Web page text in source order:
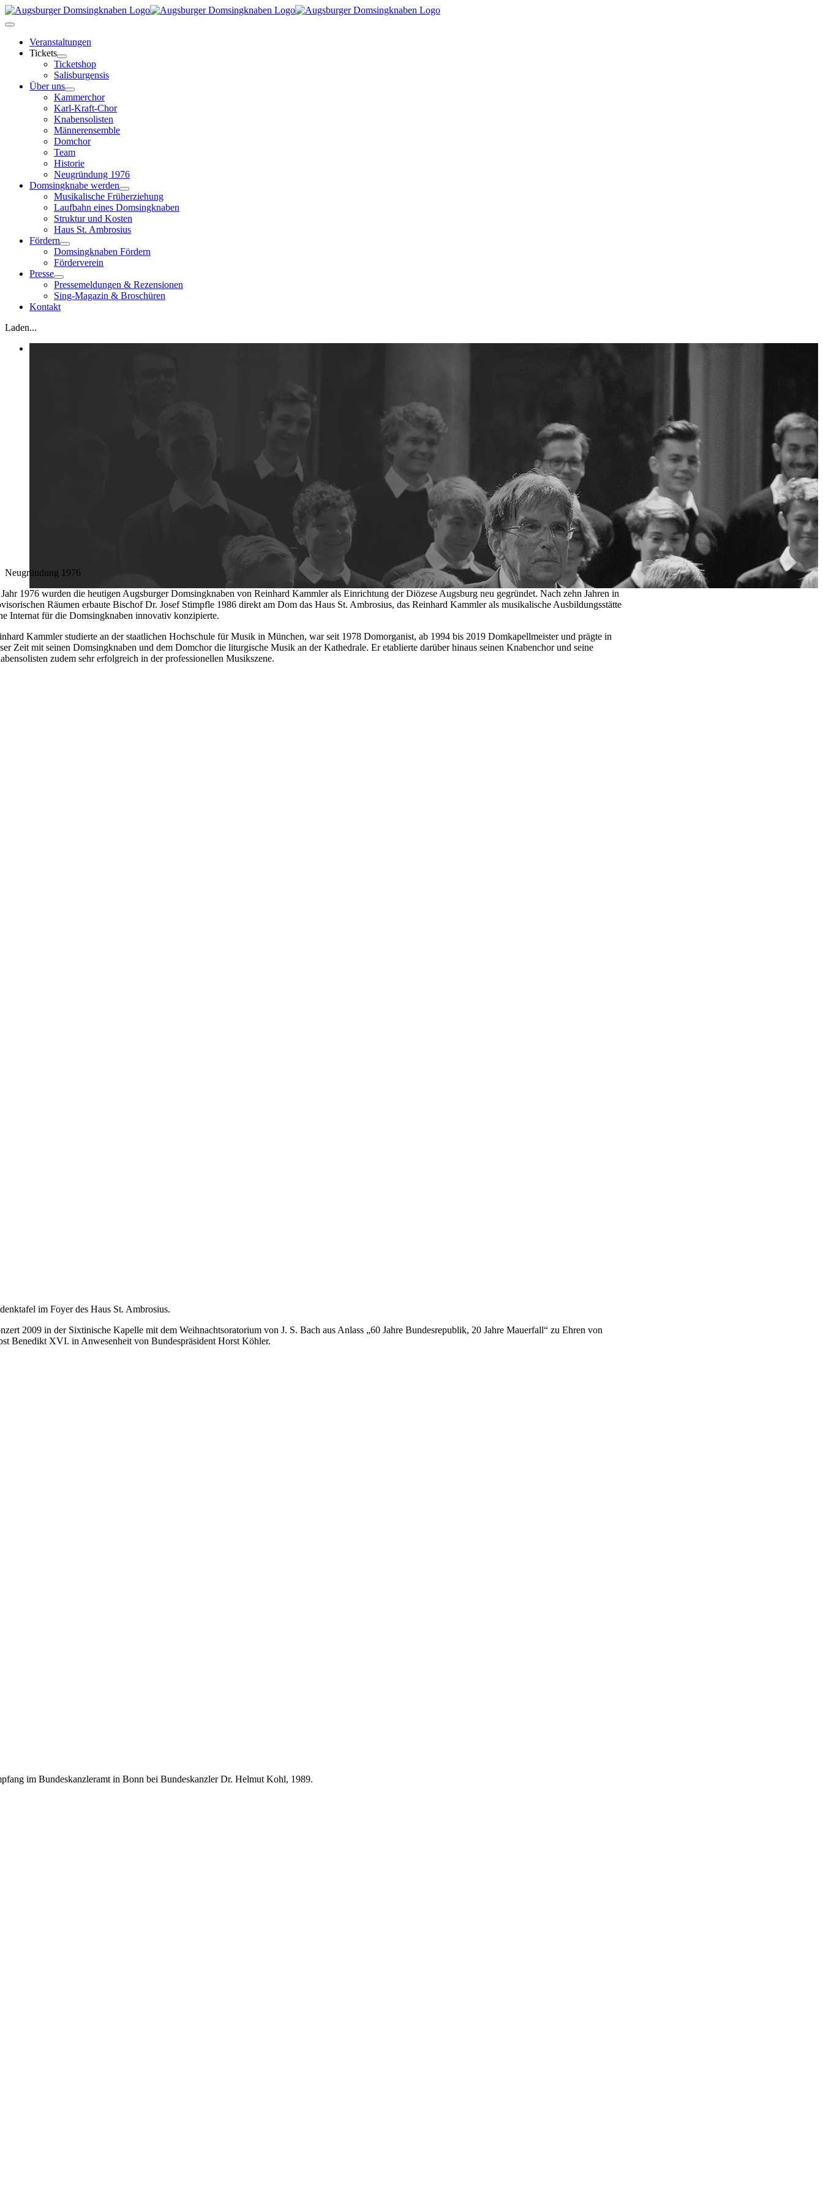
Skip
to
Toggle
NavigationVeranstaltungen
Tickets
Ticketshop
Salisburgensis
Über uns
Kammerchor
Karl-Kraft-Chor
Knabensolisten
Männerensemble
Domchor
Team
Historie
Neugründung 1976
Domsingknabe werden
Musikalische Früherziehung
Laufbahn eines Domsingknaben
Struktur und Kosten
Haus St. Ambrosius
Fördern
Domsingknaben Fördern
Förderverein
Presse
Pressemeldungen & Rezensionen
Sing-Magazin & Broschüren
Kontakt
Laden...
Neugründung 1976
1976 wurden die heutigen Augsburger Domsingknaben von Reinhard Kammler als Einrichtung der Diözese Augsburg neu gegründet. Nach zehn Jahren in
Räumen erbaute Bischof Dr. Josef Stimpfle 1986 direkt am Dom das Haus St. Ambrosius, das Reinhard Kammler als musikalische Ausbildungsstätte
Internat für die Domsingknaben innovativ konzipierte.
Kammler studierte an der staatlichen Hochschule für Musik in München, war seit 1978 Domorganist, ab 1994 bis 2019 Domkapellmeister und prägte in
Zeit mit seinen Domsingknaben und dem Domchor die liturgische Musik an der Kathedrale. Er etablierte darüber hinaus seinen Knabenchor und seine
zudem sehr erfolgreich in der professionellen Musikszene.
im Foyer des Haus St. Ambrosius.
2009 in der Sixtinische Kapelle mit dem Weihnachtsoratorium von J. S. Bach aus Anlass „60 Jahre Bundesrepublik, 20 Jahre Mauerfall“ zu Ehren von
Benedikt XVI. in Anwesenheit von Bundespräsident Horst Köhler.
im Bundeskanzleramt in Bonn bei Bundeskanzler Dr. Helmut Kohl, 1989.